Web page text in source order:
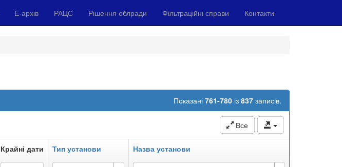
Е-архів РАЦС Рішення облради Фільтраційні справи Контакти
Показані 761-780 із 837 записів.
Все
Крайні дати Тип установи Назва установи